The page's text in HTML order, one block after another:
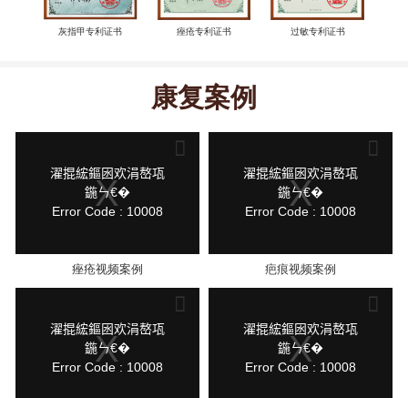
灰指甲专利证书 痤疮专利证书 过敏专利证书
康复案例
濯掍綋鏂囦欢涓嶅瓨
鍦ㄣ€�
Error Code : 10008
鍏
棴
獥
痤疮视频案例
濯掍綋鏂囦欢涓嶅瓨
鍦ㄣ€�
Error Code : 10008
鍏
棴
獥
疤痕视频案例
濯掍綋鏂囦欢涓嶅瓨
鍦ㄣ€�
Error Code : 10008
鍏
棴
濯掍綋鏂囦欢涓嶅瓨
鍦ㄣ€�
Error Code : 10008
鍏
棴